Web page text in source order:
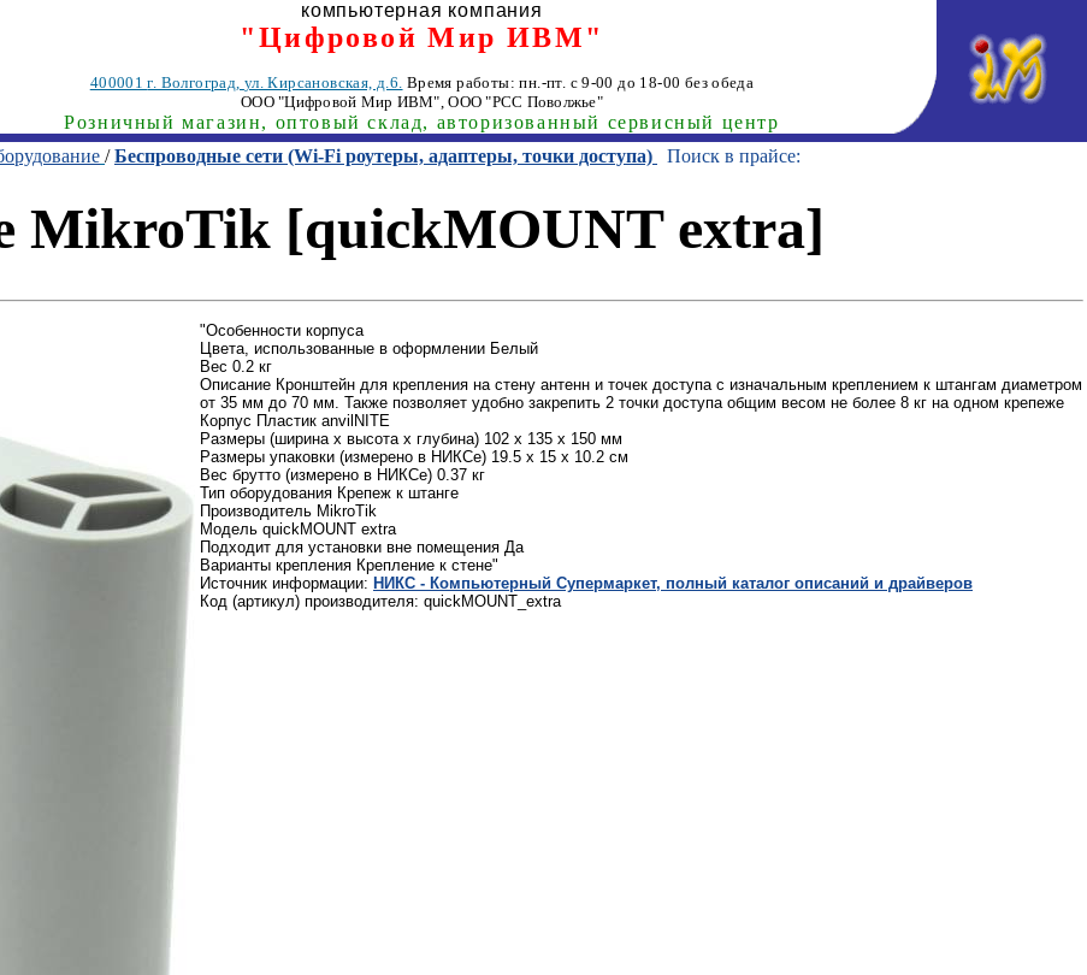
компьютерная компания
"Цифровой Мир ИВМ"
400001г. Волгоград, ул. Кирсановская, д.6. Время работы: пн.-пт. с 9-00 до 18-00 без обеда
ООО "Цифровой Мир ИВМ", ООО "РСС Поволжье"
Розничный магазин, оптовый склад, авторизованный сервисный центр
/Беспроводные сети (Wi-Fi роутеры, адаптеры, точки доступа) Поиск в прайсе:
MikroTik [quickMOUNT extra]
"Особенности корпуса
Цвета, использованные в оформлении Белый
Вес 0.2 кг
Описание Кронштейн для крепления на стену антенн и точек доступа с изначальным креплением к штангам диаметром
от 35 мм до 70 мм. Также позволяет удобно закрепить 2 точки доступа общим весом не более 8 кг на одном крепеже
Корпус Пластик anvilNITE
Размеры (ширина x высота x глубина) 102 x 135 x 150 мм
Размеры упаковки (измерено в НИКСе) 19.5 x 15 x 10.2 см
Вес брутто (измерено в НИКСе) 0.37 кг
Тип оборудования Крепеж к штанге
Производитель MikroTik
Модель quickMOUNT extra
Подходит для установки вне помещения Да
Варианты крепления Крепление к стене"
Источник информации: НИКС - Компьютерный Cупермаркет, полный каталог описаний и драйверов
Код (артикул) производителя: quickMOUNT_extra